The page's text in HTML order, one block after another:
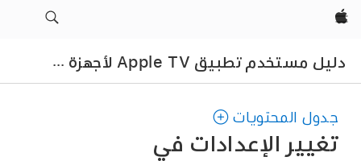
Apple‏
دلي
ل مستخدم تطبيق Apple TV لأجهزة Android
جدول المحتويات
تغيير الإعدادات في